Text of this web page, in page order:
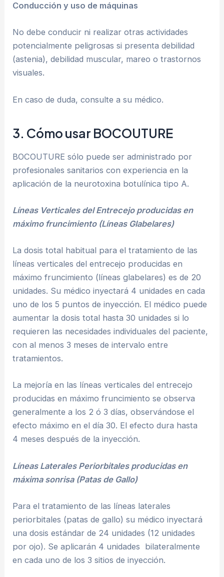
Conducción y uso de máquinas
No debe conducir ni realizar otras actividades
potencialmente peligrosas si presenta debilidad
(astenia), debilidad muscular, mareo o trastornos
visuales.
En caso de duda, consulte a su médico.
3. Cómo usar BOCOUTURE
BOCOUTURE sólo puede ser administrado por
profesionales sanitarios con experiencia en la
aplicación de la neurotoxina botulínica tipo A.
Líneas Verticales del Entrecejo producidas en
máximo fruncimiento (Líneas Glabelares)
La dosis total habitual para el tratamiento de las
líneas verticales del entrecejo producidas en
máximo fruncimiento (líneas glabelares) es de 20
unidades. Su médico inyectará 4 unidades en cada
uno de los 5 puntos de inyección. El médico puede
aumentar la dosis total hasta 30 unidades si lo
requieren las necesidades individuales del paciente,
con al menos 3 meses de intervalo entre
tratamientos.
La mejoría en las líneas verticales del entrecejo
producidas en máximo fruncimiento se observa
generalmente a los 2 ó 3 días, observándose el
efecto máximo en el día 30. El efecto dura hasta
4 meses después de la inyección.
Líneas Laterales Periorbitales producidas en
máxima sonrisa (Patas de Gallo)
Para el tratamiento de las líneas laterales
periorbitales (patas de gallo) su médico inyectará
una dosis estándar de 24 unidades (12 unidades
por ojo). Se aplicarán 4 unidades bilateralmente
en cada uno de los 3 sitios de inyección.